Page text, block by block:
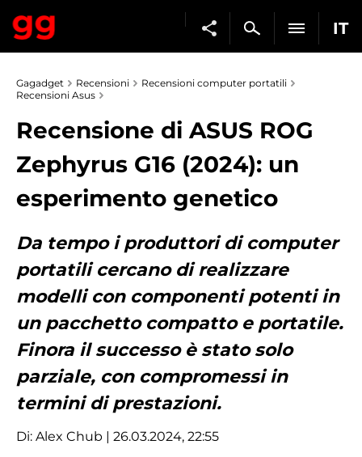
IT
Gagadget Recensioni
Recensioni computer portatili
Recensioni Asus
Recensione di ASUS ROG
Zephyrus G16 (2024): un
esperimento genetico
Da tempo i produttori di computer
portatili cercano di realizzare
modelli con componenti potenti in
un pacchetto compatto e portatile.
Finora il successo è stato solo
parziale, con compromessi in
termini di prestazioni.
Di: Alex Chub | 26.03.2024, 22:55